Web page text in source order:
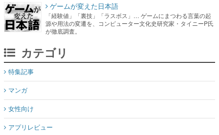
ゲームが変えた日本語
「経験値」「裏技」「ラスボス」… ゲームにまつわる言葉の起
源や用法の変遷を、コンピューター文化史研究家・タイニーP氏
が徹底調査。
カテゴリ
特集記事
マンガ
女性向け
アプリレビュー